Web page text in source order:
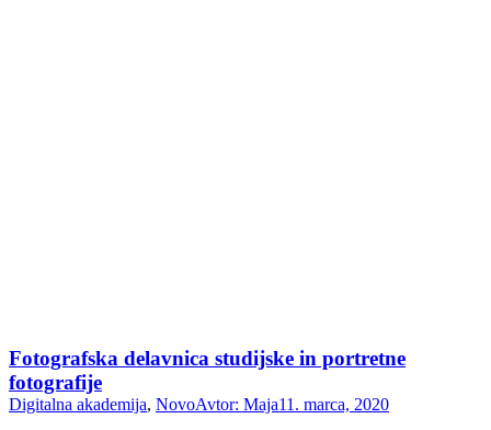
Fotografska delavnica studijske in portretne
fotografije
Digitalna akademija, NovoAvtor: Maja11. marca, 2020